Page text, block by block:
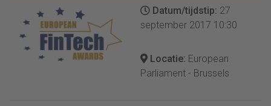
Datum/tijdstip: 27
september 2017 10:30
Locatie: European
Parliament - Brussels